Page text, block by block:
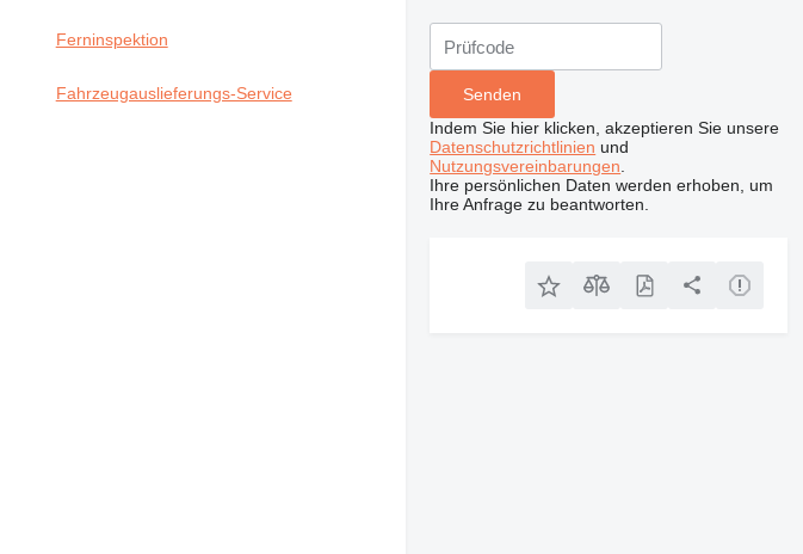
Ferninspektion
Fahrzeugauslieferungs-Service
Indem Sie hier klicken, akzeptieren Sie unsere
Datenschutzrichtlinien und
Nutzungsvereinbarungen
Ihre persönlichen Daten werden erhoben, um
Ihre Anfrage zu beantworten.